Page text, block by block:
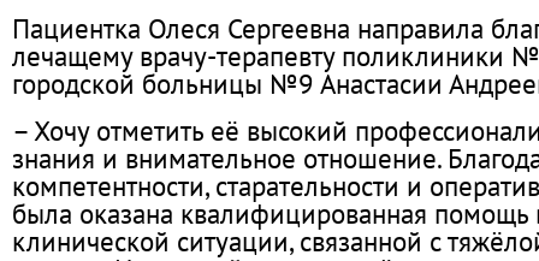
Пациентка Олеся Сергеевна направила
лечащему врачу-терапевту поликлиники
городской больницы №9 Анастасии
– Хочу отметить её высокий
знания и внимательное отношение.
компетентности, старательности и
была оказана квалифицированная помощь
клинической ситуации, связанной с